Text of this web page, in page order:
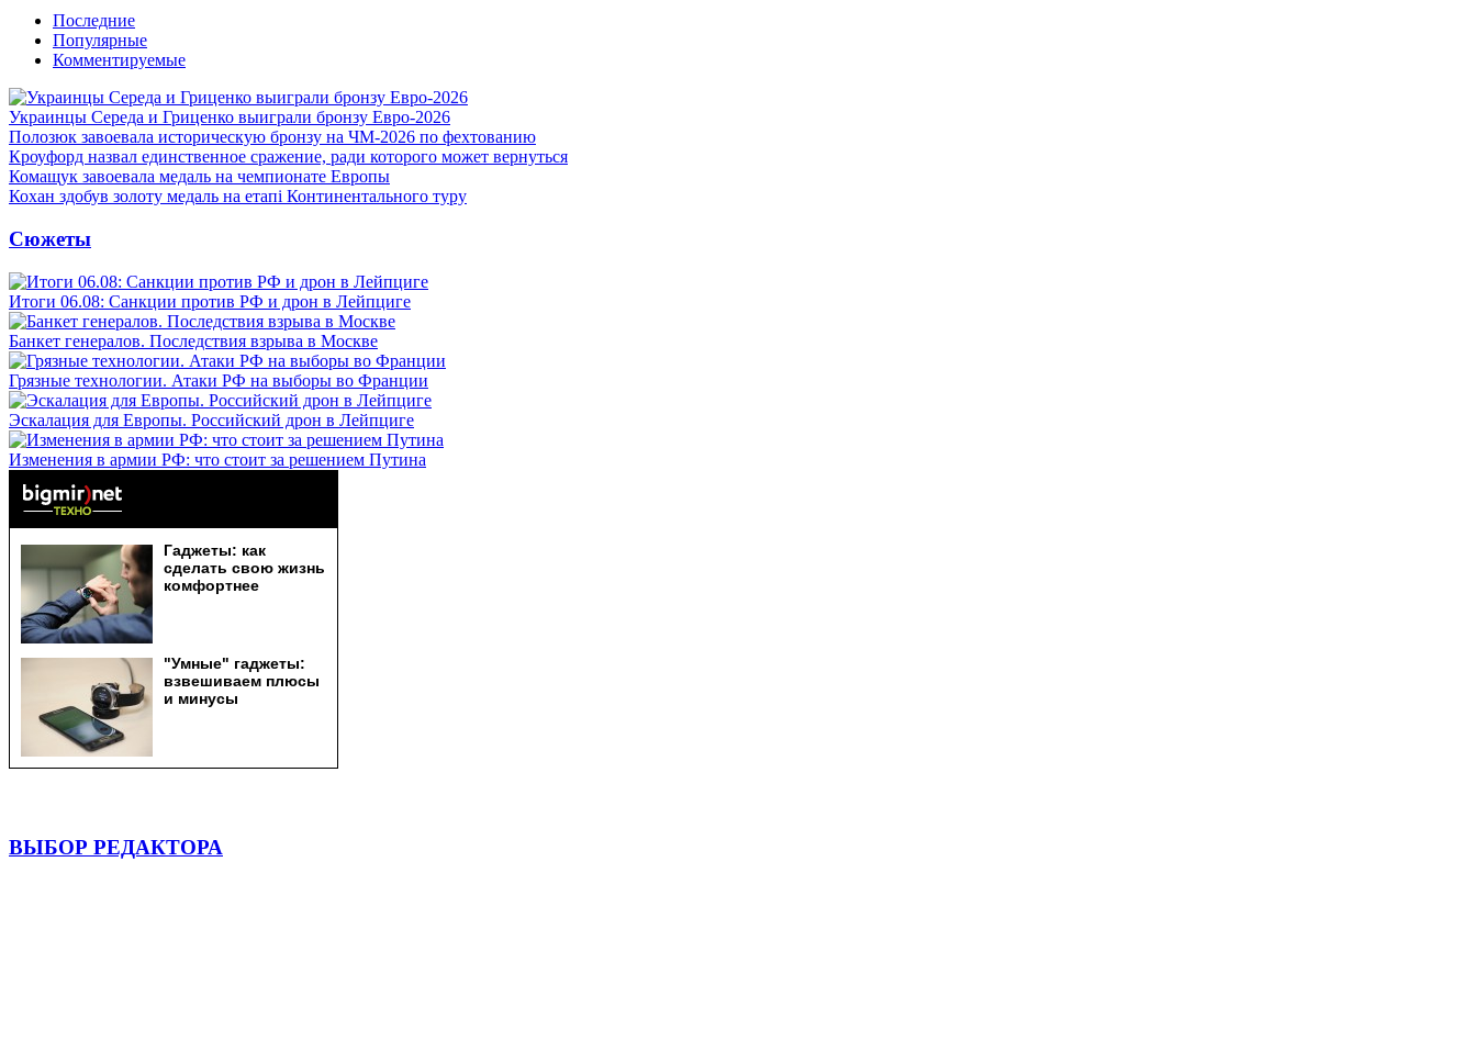
Последние
Популярные
Комментируемые
Украинцы Середа и Гриценко выиграли бронзу Евро-2026
Полозюк завоевала историческую бронзу на ЧМ-2026 по фехтованию
Кроуфорд назвал единственное сражение, ради которого может вернуться
Комащук завоевала медаль на чемпионате Европы
Кохан здобув золоту медаль на етапі Континентального туру
Сюжеты
Итоги 06.08: Санкции против РФ и дрон в Лейпциге
Банкет генералов. Последствия взрыва в Москве
Грязные технологии. Атаки РФ на выборы во Франции
Эскалация для Европы. Российский дрон в Лейпциге
Изменения в армии РФ: что стоит за решением Путина
ВЫБОР РЕДАКТОРА